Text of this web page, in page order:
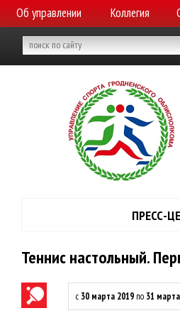
Об управлении Коллегия
ПРЕСС-
Теннис настольный.
с 30 марта 2019 по 31